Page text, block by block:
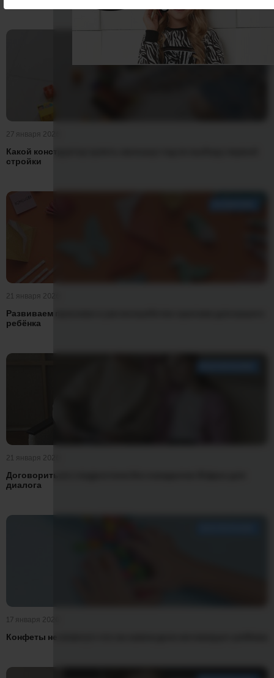
РАЗВИТИЕ
27 января 2026
Какой конструктор купить малышу: гид по выбору первой
стройки
21 января 2026
Развиваем пальчики и ум: волшебство оригами для вашего
ребёнка
21 января 2026
Договориться с подростком без скандалов: 5 фраз для
диалога
17 января 2026
Конфеты не помогут: что на самом деле мотивирует ребёнка